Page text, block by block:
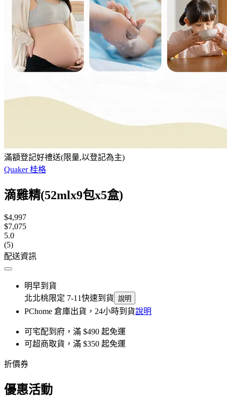
滿額登記好禮送(限量,以登記為主)
Quaker 桂格
滴雞精(52mlx9包x5盒)
$4,997
$7,075
5.0
(5)
配送資訊
明早到貨
北北桃限定 7-11快速到貨 說明
PChome 倉庫出貨，24小時到貨說明
可宅配到府，滿 $490 起免運
可超商取貨，滿 $350 起免運
折價券
優惠活動